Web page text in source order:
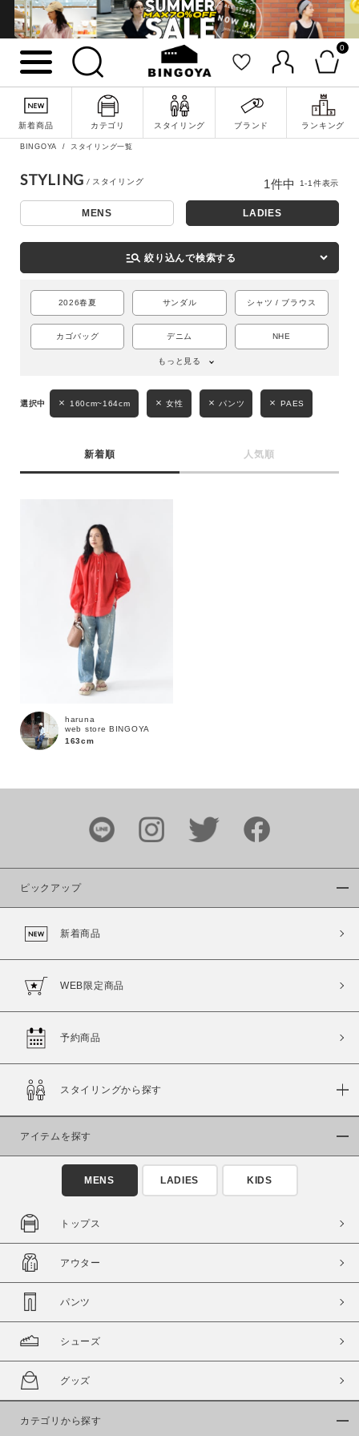
0
新着商品 カテゴリ スタイリング ブランド ランキング
詳細検索
キーワード
価格
～
商品タイプ
在庫
BINGOYA スタイリング一覧
STYLING
MENS LADIES
manage_search 絞り込んで検索する
2026春夏 サンダル シャツ / ブラウス
カゴバッグ デニム NHE
もっと見る
160cm~164cm 女性 パンツ PAES
新着順 人気順
1件中 1-1件表示
haruna
web store BINGOYA
163cm
ピックアップ
新着商品
WEB限定商品
予約商品
スタイリングから探す
アイテムを探す
MENS LADIES KIDS
トップス
アウター
パンツ
シューズ
グッズ
カテゴリから探す